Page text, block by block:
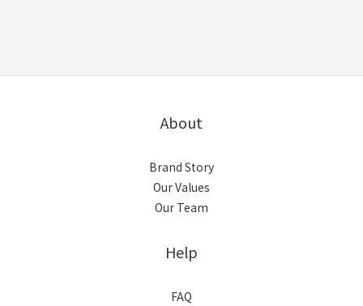
About
Brand Story
Our Values
Our Team
Help
FAQ